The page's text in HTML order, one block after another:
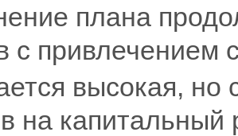
плана
с привлечением
высокая,
на